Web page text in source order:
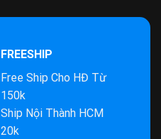
FREESHIP
Free Ship Cho HĐ Từ
150k
Ship Nội Thành HCM
20k